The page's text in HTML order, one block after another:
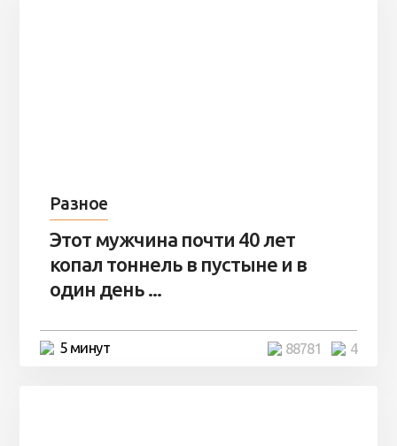
Разное
Этот мужчина почти 40 лет
копал тоннель в пустыне и в
один день ...
5 минут 4
88781